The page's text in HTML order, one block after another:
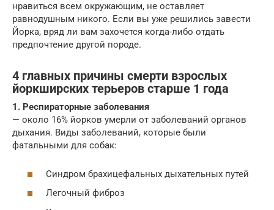
нравиться всем окружающим, не оставляет
равнодушным никого. Если вы уже решились завести
Йорка, вряд ли вам захочется когда-либо отдать
предпочтение другой породе.
4 главных причины смерти взрослых
йоркширских терьеров старше 1 года
1. Респираторные заболевания
— около 16% йорков умерли от заболеваний органов
дыхания. Виды заболеваний, которые были
фатальными для собак:
Синдром брахицефальных дыхательных путей
Легочный фиброз